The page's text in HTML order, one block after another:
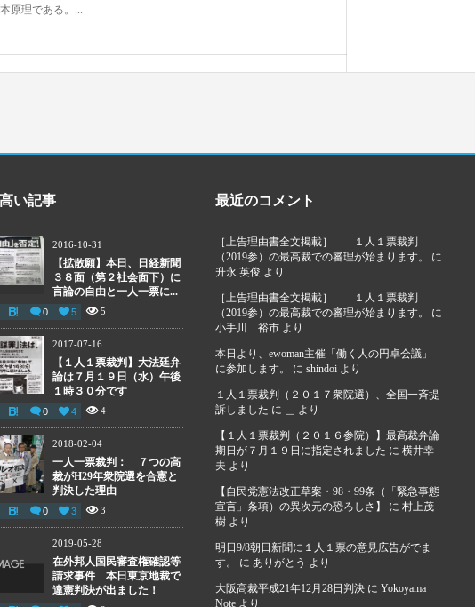
本原理である。...
い記事
2016-10-31
【拡散願】本日、日経新聞
３８面（第２社会面下）に
言論の自由と一人一票に...
0 5 5
2017-07-16
【１人１票裁判】大法廷弁
論は７月１９日（水）午後
１時３０分です
0 4 4
2018-02-04
一人一票裁判： ７つの高
裁がH29年衆院選を合憲と
判決した理由
0 3 3
2019-05-28
在外邦人国民審査権確認等
請求事件 本日東京地裁で
違憲判決が出ました！
最近のコメント
［上告理由書全文掲載］ １人１票裁判
（2019参）の最高裁での審理が始まります。
に
升永 英俊 より
［上告理由書全文掲載］ １人１票裁判
（2019参）の最高裁での審理が始まります。
に
小手川 裕市 より
本日より、ewoman主催「働く人の円卓会議」
に参加します。
にshindoi より
１人１票裁判（２０１７衆院選）、全国一斉提
訴しました に より
【１人１票裁判（２０１６参院）】最高裁弁論
期日が７月１９日に指定されました に横井幸
夫 より
【自民党憲法改正草案・98・99条（「緊急事態
宣言」条項）の異次元の恐ろしさ】
に村上茂
樹 より
明日9/8朝日新聞に１人１票の意見広告がでま
す。
にありがとう より
大阪高裁平成21年12月28日判決 にYokoyama
Note より